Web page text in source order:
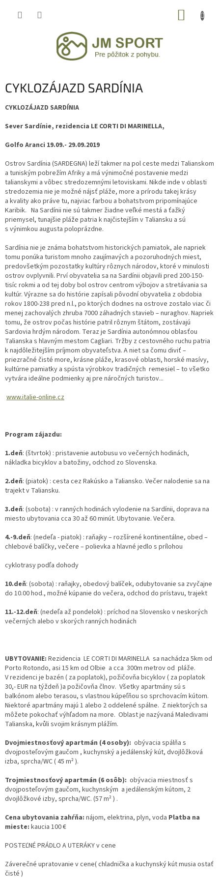
CYKLOZÁJAZD SARDÍNIA
CYKLOZÁJAZD SARDÍNIA
Sever Sardínie, rezidencia LE CORTI DI MARINELLA,
Golfo Aranci 19.09.- 29.09.2019
Ostrov Sardínia (SARDEGNA) leží takmer na pol ceste medzi Talianskom
a tuniským pobrežím Afriky a má výnimočné postavenie medzi
talianskymi a vôbec stredozemnými letoviskami. Nikde inde v oblasti
stredozemia nie je možné nájsť pláže, more a prírodu takej krásy
a kvality ako práve tu, najviac farbou a bohatstvom pripomínajúce
Karibik. Na Sardínii nie sú takmer žiadne veľké mestá a ťažký
priemysel, tunajšie pláže patria k najčistejším v Taliansku a sú
s výnimkou augusta poloprázdne.
Sardínia nie je známa bohatstvom historických pamiatok, ale napriek
tomu ponúka turistom mnoho zaujímavých a pozoruhodných miest,
predovšetkým pozostatky kultúry rôznych národov, ktoré v minulosti
ostrov ovplyvnili. Prví obyvatelia sa na Sardínii objavili pred 200-150-
tisíc rokmi a od tej doby bol ostrov centrom výbojov a stretávania sa
kultúr. Výrazne sa do histórie zapísali pôvodní obyvatelia z obdobia
rokov 1800-238 pred n.l., po ktorých dodnes na ostrove zostalo viac či
menej zachovalých zhruba 7000 záhadných stavieb – nuraghov. Napriek
tomu, že ostrov počas histórie patril rôznym štátom, zostávajú
Sardovia hrdým národom. Teraz je Sardínia autonómnou oblasťou
Talianska s hlavným mestom Cagliari. Tržby z cestovného ruchu patria
k najdôležitejším príjmom obyvateľstva. A niet sa čomu diviť –
priezračné čisté more, krásne pláže, krasové oblasti, horské masívy,
kultúrne pamiatky a spústa výrobkov tradičných remesiel – to všetko
vytvára ideálne podmienky aj pre náročných turistov...
www.italie-online.cz
Program zájazdu:
1.deň: (štvrtok) : pristavenie autobusu vo večerných hodinách,
nákladka bicyklov a batožiny, odchod zo Slovenska.
2.deň: (piatok) : cesta cez Rakúsko a Taliansko. Večer nalodenie sa na
trajekt v Taliansku.
3.deň: (sobota) : v ranných hodinách vylodenie na Sardínii, doprava na
miesto ubytovania cca 30 až 60 minút. Ubytovanie. Večera.
4.-9.deň: (nedeľa - piatok) : raňajky – rozšírené kontinentálne, obed –
chlebové balíčky, večere – polievka a hlavné jedlo s prílohou
cyklotrasy podľa dohody
10.deň: (sobota) : raňajky, obedový balíček, odubytovanie sa zvyčajne
do 10.00 hod., možné kúpanie do večera, odchod do prístavu, trajekt
11.-12.deň: (nedeľa až pondelok) : príchod na Slovensko v neskorých
večerných alebo v skorých ranných hodinách
UBYTOVANIE: Rezidencia LE CORTI DI MARINELLA sa nachádza 5km od
Porto Rotondo, asi 15 km od Olbie a cca 300m metrov od pláže.
V rezidenci je bazén ( za poplatok), požičovňa bicyklov ( za poplatok
30,- EUR na týždeň )a požičovňa člnov. Všetky apartmány sú s
balkónom alebo terasou, s vlastnou kúpeľňou so sprchovacím kútom.
Niektoré apartmány majú 1 alebo 2 oddelené spálne. Z niektorých sa
môžete pokochať výhľadom na more. Oblast je nazývaná Maledivami
Talianska, kvůli svojim krásnym plážím.
Dvojmiestnosťový apartmán (4 osoby): obývacia spálňa s
dvojposteľovým gaučom , kuchynský a jedálenský kút, dvojlôžková
izba, sprcha/WC ( 45 m² ).
Trojmiestnosťový apartmán (6 osôb): obývacia miestnosť s
dvojposteľovým gaučom, kuchynským a jedálenským kútom, 2
dvojlôžkové izby, sprcha/WC. (57 m² ) .
Cena ubytovania zahŕňa: nájom, elektrina, plyn, voda Platba na
mieste: kaucia 100 €
POSTEĽNÉ PRÁDLO A UTERÁKY v cene
Záverečné upratovanie v cene( chladnička a kuchynský kút musia ostať
čisté )